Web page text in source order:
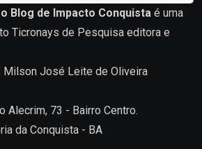
Blog de Impacto Conquista é uma
Ticronays de Pesquisa editora e
Milson José Leite de Oliveira
Alecrim, 73 - Bairro Centro.
da Conquista - BA